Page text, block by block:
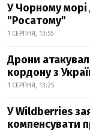
У Чорному
"Росатому"
1 СЕРПНЯ, 13:55
Дрони
кордону з
1 СЕРПНЯ, 13:25
У Wildberries
компенсувати